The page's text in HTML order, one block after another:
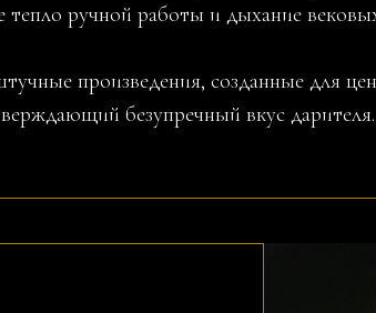
тепло ручной работы и дыхание
произведения, созданные для
безупречный вкус дарителя.